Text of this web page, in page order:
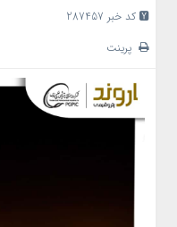
کد خبر 287457
پرینت